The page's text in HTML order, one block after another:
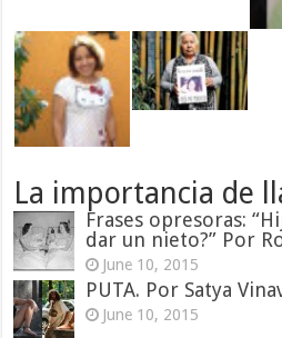
La importancia de
Frases opresoras:
dar un nieto?” Por
June 10, 2015
PUTA. Por Satya
June 10, 2015